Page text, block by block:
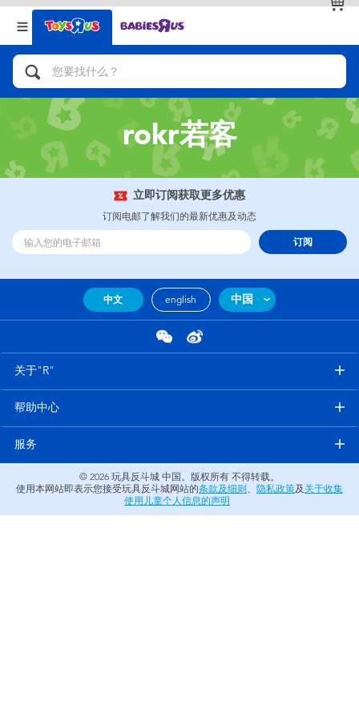
返回
分类目录
人气英雄，角色扮演，射击玩具
自行车，滑板车，骑乘车
拼砌组合及乐高LEGO
玩具车，货车，火车及遥控系列
娃娃，芭比，收藏公仔
游戏及拼图系列
户外及运动产品
返回
品牌
查看全部
rokr若客
立即订阅获取更多优惠
订阅电邮了解我们的最新优惠及动态
订阅
中文 english 中国
关于"R"
帮助中心
服务
© 2026 玩具反斗城 中国。版权所有 不得转载。
使用本网站即表示您接受玩具反斗城网站的条款及细则 、 隐私政策及 关于收集
使用儿童个人信息的声明